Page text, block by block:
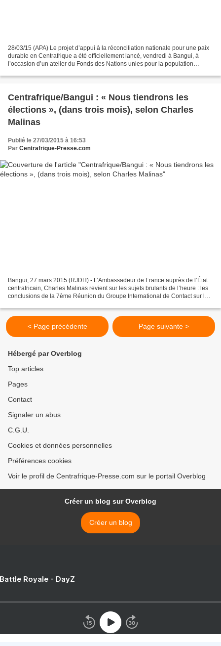
28/03/15 (APA) Le projet d’appui à la réconciliation nationale pour une paix
durable en Centrafrique a été officiellement lancé, vendredi à Bangui, à
l’occasion d’un atelier du Fonds des Nations unies pour la population
Centrafrique/Bangui : « Nous tiendrons les
élections », (dans trois mois), selon Charles
Malinas
Publié le 27/03/2015 à 16:53
Par Centrafrique-Presse.com
Bangui, 27 mars 2015 (RJDH) - L’Ambassadeur de France auprès de l’État
centrafricain, Charles Malinas revient sur les sujets brulants de l’heure : les
conclusions de la 7ème Réunion du Groupe International de Contact sur la
< Page précédente Page suivante >
Hébergé par Overblog
Top articles
Pages
Contact
Signaler un abus
C.G.U.
Cookies et données personnelles
Préférences cookies
Voir le profil de Centrafrique-Presse.com sur le portail Overblog
Créer un blog sur Overblog
Créer un blog
Royale - DayZ